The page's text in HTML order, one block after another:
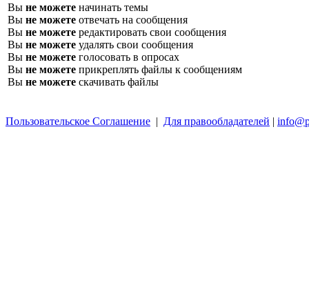
Вы не можете начинать темы
Вы не можете отвечать на сообщения
Вы не можете редактировать свои сообщения
Вы не можете удалять свои сообщения
Вы не можете голосовать в опросах
Вы не можете прикреплять файлы к сообщениям
Вы не можете скачивать файлы
Пользовательское Соглашение | Для правообладателей |